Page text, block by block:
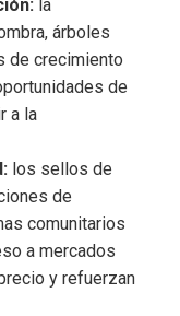
la
árboles
de crecimiento
de
a la
los sellos de
de
comunitarios
a mercados
y refuerzan